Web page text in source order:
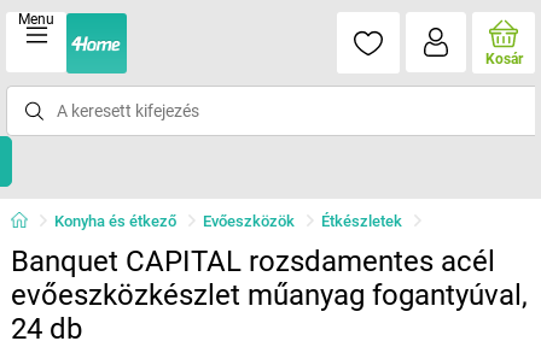
Menu
Kosár
Konyha és étkező Evőeszközök Étkészletek
Banquet CAPITAL rozsdamentes acél
evőeszközkészlet műanyag fogantyúval,
24 db